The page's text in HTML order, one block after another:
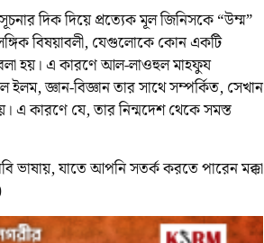
দিক দিয়ে প্রত্যেক মূল জিনিসকে “উম্ম”
বিষয়াবলী, যেগুলোকে কোন একটি
হয়। এ কারণে আল-লাওহুল মাহফুয
জ্ঞান-বিজ্ঞান তার সাথে সম্পর্কিত, সেখান
এ কারণে যে, তার নিন্মদেশ থেকে সমস্ত
যাতে আপনি সতর্ক করতে পারেন মক্কা